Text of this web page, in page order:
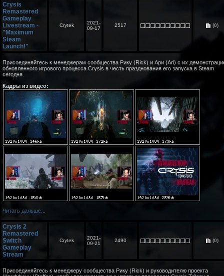
Crysis
Remastered
Gameplay
Livestream -
"Maximum
Steam
Launch!"
Crytek
2021-
09-17
2517 (0)
Присоединяйтесь к менеджерам сообщества Рику (Rick) и Ари (Ari) с их
обновленного игрового процесса Crysis в честь празднования его запуска в Steam
сегодня.
Кадры из видео:
Читать дальше...
Crysis 2
Remastered
Switch
Gameplay
Stream
Crytek
2021-
09-21
2490 (0)
Присоединяйтесь к менеджеру сообщества Рику (Rick) и руководителю проекта